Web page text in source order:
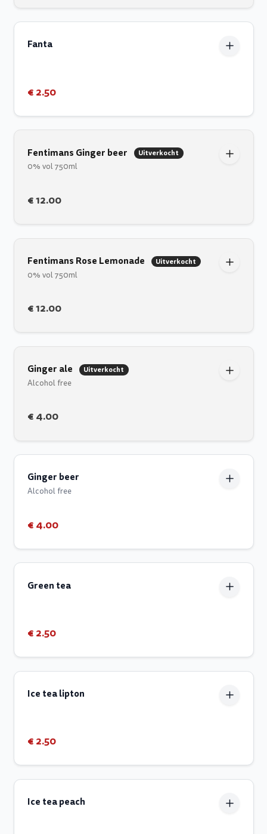
Fanta
€ 2.50
Fentimans Ginger beer Uitverkocht
0% vol 750ml
€ 12.00
Fentimans Rose Lemonade Uitverkocht
0% vol 750ml
€ 12.00
Ginger ale Uitverkocht
Alcohol free
€ 4.00
Ginger beer
Alcohol free
€ 4.00
Green tea
€ 2.50
Ice tea lipton
€ 2.50
Ice tea peach